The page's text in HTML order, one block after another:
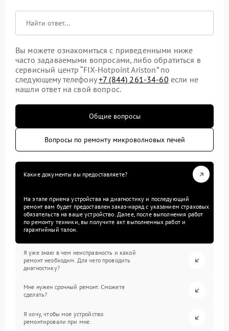
Вы можете ознакомиться с приведенными ниже
часто задаваемыми вопросами, либо обратиться в
сервисный центр “FIX-Hotpoint Ariston” по
следующему телефону+7 (844) 261-34-60 если не
нашли ответ на свой вопрос.
Общие вопросы
Вопросы по ремонту микроволновых печей
Какие документы вы предоставляете?
На этапе приема устройства на диагностику и последующий
ремонт вам будет предоставлен заказ-наряд с указанием страховых
обязательств на ваше устройство. Далее, после выполнения работ
по ремонту техники, вы получите акт выполненных работ и
гарантийный талон.
Я уже знаю в чем неисправность и какой
ремонт необходим. Для чего проводить
диагностику?
Мне нужен срочный ремонт. Сможете
сделать?
Я хочу, чтобы мое устройство
ремонтировали при мне.